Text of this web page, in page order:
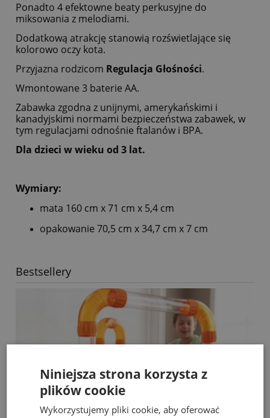
Ponadto 4 efektowne beaty perkusyjne do
miksowania z melodiami.
Dodatkową atrakcję stanowią rozświetlające się
kolorowo oczy kota.
Przyjazna rodzicom Regulacja Głośności.
Wmontowane 3 baterie AA.
Zabawka zgodna z unijnymi, amerykańskimi i
kanadyjskimi normami bezpieczeństwa zabawek, w
tym regulacjami odnośnie ftalanów i BPA.
Dla dzieci w wieku od 3 lat.
Wymiary:
mata 160 cm x 71 cm x 5,4 cm
opakowanie 70,5 cm x 34,7 cm x 7 cm
Bestsellery
Niniejsza strona korzysta z
plików cookie
Wykorzystujemy pliki cookie, aby oferować